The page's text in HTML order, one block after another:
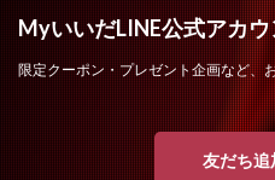
MyいいだLINE公式アカ
限定クーポン・プレゼント企画など、
友だち追